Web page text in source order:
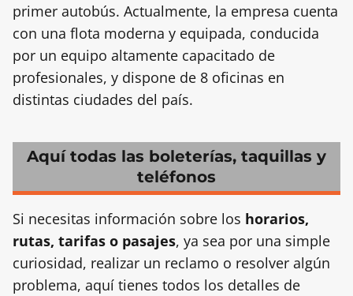
primer autobús. Actualmente, la empresa cuenta
con una flota moderna y equipada, conducida
por un equipo altamente capacitado de
profesionales, y dispone de 8 oficinas en
distintas ciudades del país.
Aquí todas las boleterías, taquillas y
teléfonos
Si necesitas información sobre los horarios,
rutas, tarifas o pasajes, ya sea por una simple
curiosidad, realizar un reclamo o resolver algún
problema, aquí tienes todos los detalles de